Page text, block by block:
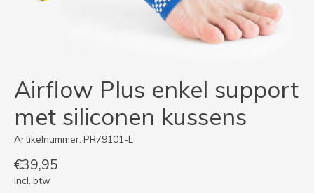
Airflow Plus enkel support
met siliconen kussens
Artikelnummer: PR79101-L
€39,95
Incl. btw